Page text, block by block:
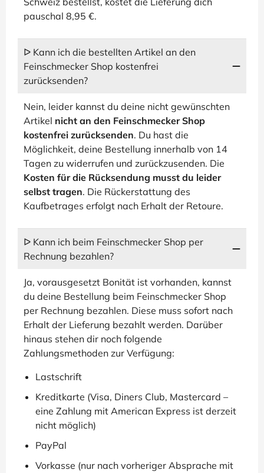
pauschal 8,95 €.
ᐅ Kann ich die bestellten Artikel an den
Feinschmecker Shop kostenfrei
zurücksenden?
Nein, leider kannst du deine nicht gewünschten
Artikel nicht an den Feinschmecker Shop
kostenfrei zurücksenden. Du hast die
Möglichkeit, deine Bestellung innerhalb von 14
Tagen zu widerrufen und zurückzusenden. Die
Kosten für die Rücksendung musst du leider
selbst tragen. Die Rückerstattung des
Kaufbetrages erfolgt nach Erhalt der Retoure.
ᐅ Kann ich beim Feinschmecker Shop per
Rechnung bezahlen?
Ja, vorausgesetzt Bonität ist vorhanden, kannst
du deine Bestellung beim Feinschmecker Shop
per Rechnung bezahlen. Diese muss sofort nach
Erhalt der Lieferung bezahlt werden. Darüber
hinaus stehen dir noch folgende
Zahlungsmethoden zur Verfügung:
Lastschrift
Kreditkarte (Visa, Diners Club, Mastercard –
eine Zahlung mit American Express ist derzeit
nicht möglich)
PayPal
Vorkasse (nur nach vorheriger Absprache mit